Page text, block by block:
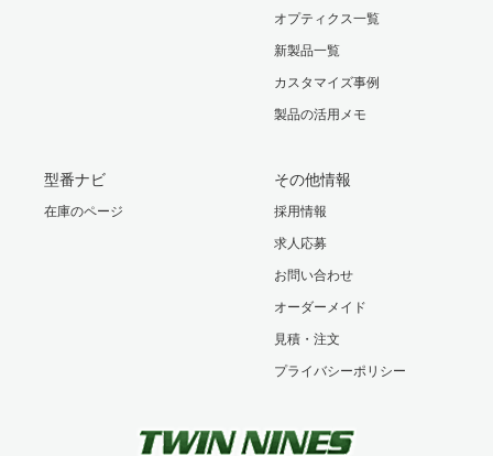
オプティクス一覧
新製品一覧
カスタマイズ事例
製品の活用メモ
型番ナビ
在庫のページ
その他情報
採用情報
求人応募
お問い合わせ
オーダーメイド
見積・注文
プライバシーポリシー